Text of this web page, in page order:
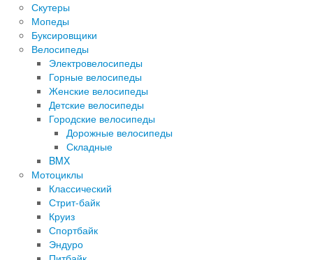
Скутеры
Мопеды
Буксировщики
Велосипеды
Электровелосипеды
Горные велосипеды
Женские велосипеды
Детские велосипеды
Городские велосипеды
Дорожные велосипеды
Складные
BMX
Мотоциклы
Классический
Стрит-байк
Круиз
Спортбайк
Эндуро